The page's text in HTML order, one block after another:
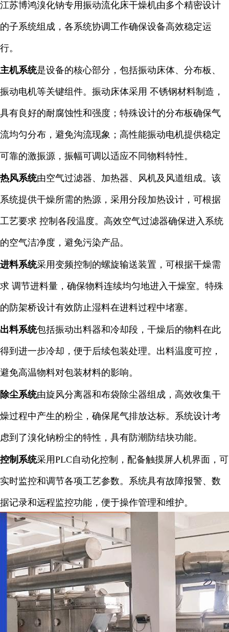
江苏博鸿溴化钠专用振动流化床干燥机由多个精密设计
的子系统组成，各系统协调工作确保设备高效稳定运
行。
主机系统是设备的核心部分，包括振动床体、分布板、
振动电机等关键组件。振动床体采用 不锈钢材料制造，
具有良好的耐腐蚀性和强度；特殊设计的分布板确保气
流均匀分布，避免沟流现象；高性能振动电机提供稳定
可靠的激振源，振幅可调以适应不同物料特性。
热风系统由空气过滤器、加热器、风机及风道组成。该
系统提供干燥所需的热源，采用分段加热设计，可根据
工艺要求 控制各段温度。高效空气过滤器确保进入系统
的空气洁净度，避免污染产品。
进料系统采用变频控制的螺旋输送装置，可根据干燥需
求 调节进料量，确保物料连续均匀地进入干燥室。特殊
的防架桥设计有效防止湿料在进料过程中堵塞。
出料系统包括振动出料器和冷却段，干燥后的物料在此
得到进一步冷却，便于后续包装处理。出料温度可控，
避免高温物料对包装材料的影响。
除尘系统由旋风分离器和布袋除尘器组成，高效收集干
燥过程中产生的粉尘，确保尾气排放达标。系统设计考
虑到了溴化钠粉尘的特性，具有防潮防结块功能。
控制系统采用PLC自动化控制，配备触摸屏人机界面，可
实时监控和调节各项工艺参数。系统具有故障报警、数
据记录和远程监控功能，便于操作管理和维护。